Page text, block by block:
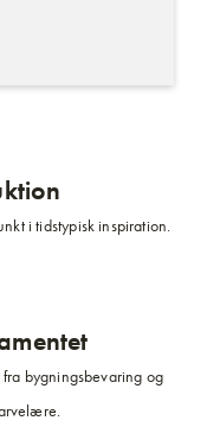
i tidstypisk inspiration.
bygningsbevaring og